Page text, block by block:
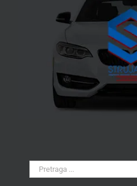
Search
for: